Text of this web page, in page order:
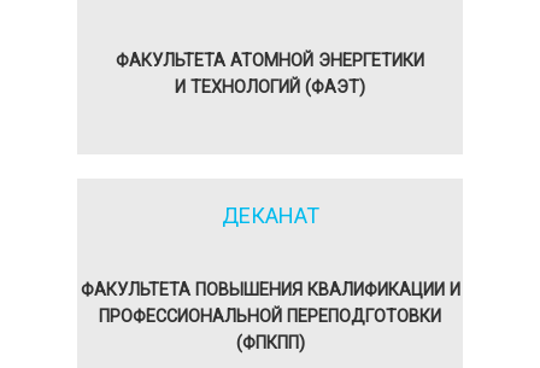
ФАКУЛЬТЕТА АТОМНОЙ ЭНЕРГЕТИКИ
И ТЕХНОЛОГИЙ (ФАЭТ)
ДЕКАНАТ
ФАКУЛЬТЕТА ПОВЫШЕНИЯ КВАЛИФИКАЦИИ И
ПРОФЕССИОНАЛЬНОЙ ПЕРЕПОДГОТОВКИ
(ФПКПП)